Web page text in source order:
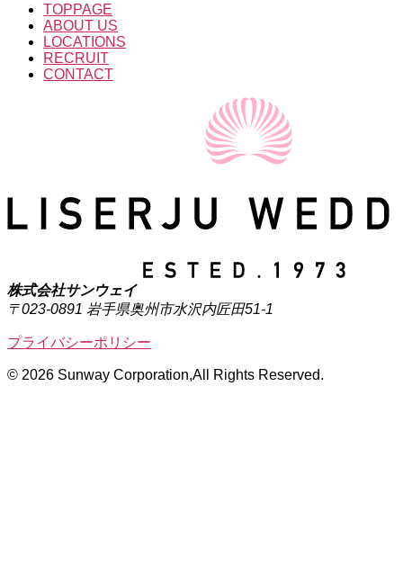
TOPPAGE
ABOUT US
LOCATIONS
RECRUIT
CONTACT
株式会社サンウェイ
〒023-0891 岩手県奥州市水沢内匠田51-1
プライバシーポリシー
© 2026 Sunway Corporation,All Rights Reserved.